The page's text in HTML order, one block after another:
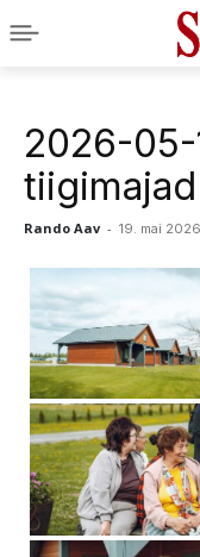
2026-
tiigimajad
Rando Aav - 19. mai 2026